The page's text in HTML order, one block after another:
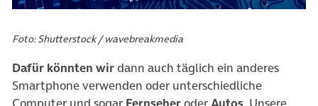
Foto: Shutterstock / wavebreakmedia
Dafür könnten wirdann auch täglich ein anderes
Smartphone verwenden oder unterschiedliche